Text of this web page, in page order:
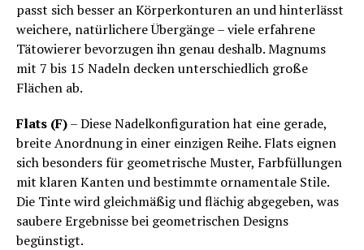
passt sich besser an Körperkonturen an und hinterlässt
weichere, natürlichere Übergänge – viele erfahrene
Tätowierer bevorzugen ihn genau deshalb. Magnums
mit 7 bis 15 Nadeln decken unterschiedlich große
Flächen ab.
Flats (F)– Diese Nadelkonfiguration hat eine gerade,
breite Anordnung in einer einzigen Reihe. Flats eignen
sich besonders für geometrische Muster, Farbfüllungen
mit klaren Kanten und bestimmte ornamentale Stile.
Die Tinte wird gleichmäßig und flächig abgegeben, was
saubere Ergebnisse bei geometrischen Designs
begünstigt.